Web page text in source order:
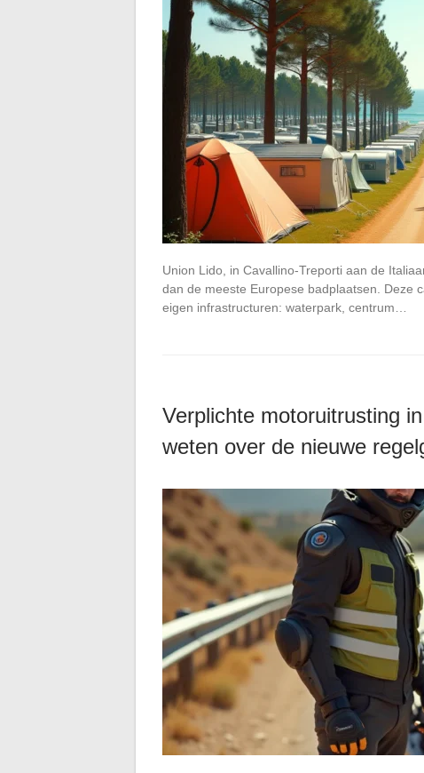
Union Lido, in Cavallino-Treporti aan de
dan de meeste Europese badplaatsen. Deze
eigen infrastructuren: waterpark, centrum…
Verplichte motoruitrusting
weten over de nieuwe